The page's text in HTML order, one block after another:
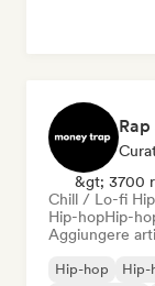
&gt; 3700
Chill / Lo-fi
Hip-hopHip-
Aggiungere
Hip-hop Hip-